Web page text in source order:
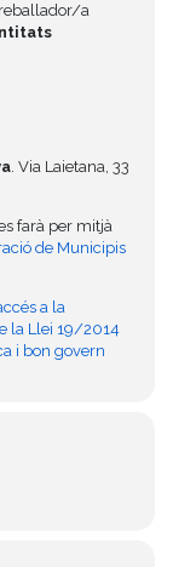
a
. Via Laietana, 33
farà per mitjà
de Municipis
a la
la Llei 19/2014
i bon govern